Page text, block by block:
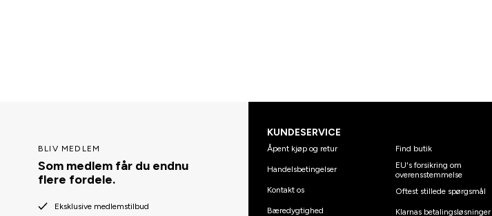
BLIV MEDLEM
Som medlem får du endnu
flere fordele.
Eksklusive medlemstilbud
KUNDESERVICE
Åpent kjøp og retur
Handelsbetingelser
Kontakt os
Bæredygtighed
Find butik
EU's forsikring om
overensstemmelse
Oftest stillede spørgsmål
Klarnas betalingsløsninger